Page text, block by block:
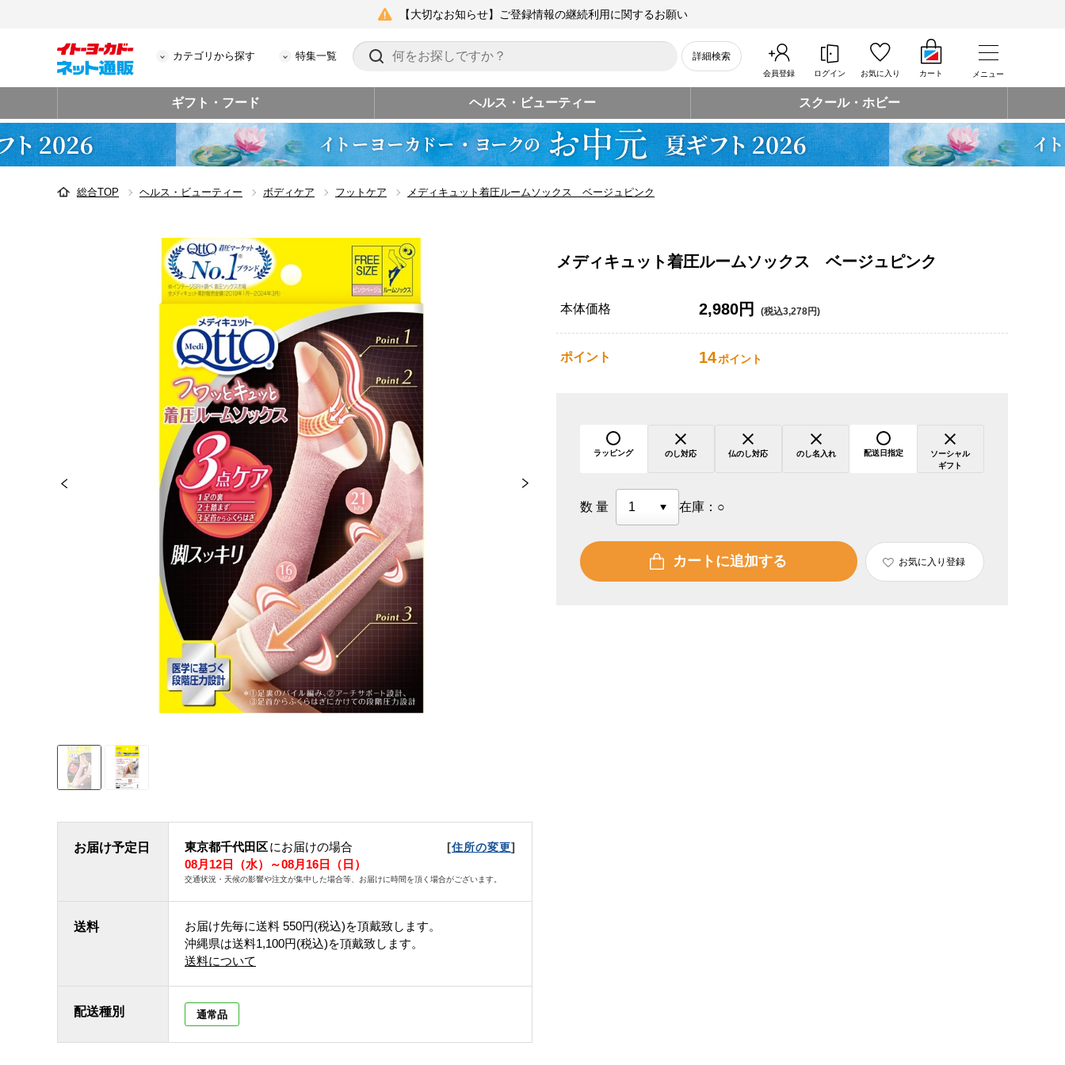
【大切なお知らせ】ご登録情報の継続利用に関するお願い
カテゴリから探す 特集一覧 詳細検索
会員登録 ログイン お気に入り カート メニュー
ギフト・フード ヘルス・ビューティー スクール・ホビー
総合TOP ヘルス・ビューティー ボディケア フットケア メディキュット着圧ルームソックス ベージュピンク
お届け予定日 東京都千代田区にお届けの場合 [住所の変更]
08月12日（水）～08月16日（日）
交通状況・天候の影響や注文が集中した場合等、お届けに時間を頂く場合がございます。
送料 お届け先毎に送料 550円(税込)を頂戴致します。
沖縄県は送料1,100円(税込)を頂戴致します。
送料について
配送種別 通常品
メディキュット着圧ルームソックス ベージュピンク
本体価格 2,980円 (税込3,278円)
ポイント 14ポイント
ラッピング のし対応 仏のし対応 のし名入れ 配送日指定
ソーシャル
ギフト
数量 在庫： ○
カートに追加する お気に入り登録